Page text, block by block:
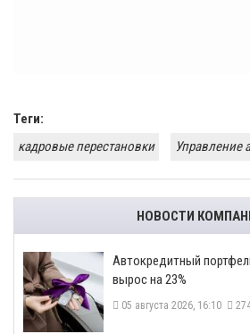
Теги:
кадровые перестановки
Управление
НОВОСТИ
​Автокредитный
вырос на 23%
05 августа 2026, 16:10